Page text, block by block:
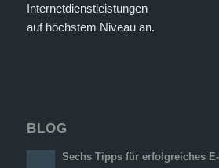
Internetdienstleistungen
auf höchstem Niveau an.
BLOG
Sechs Tipps für erfolgreiches